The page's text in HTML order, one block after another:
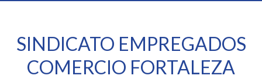
SINDICATO EMPREGADOS
COMERCIO FORTALEZA